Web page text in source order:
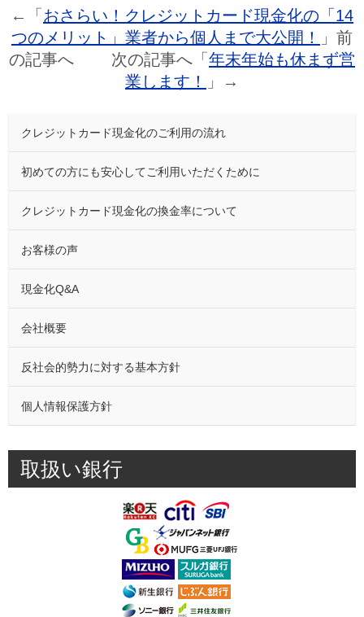
←「 おさらい！クレジットカード現金化の「14
つのメリット」業者から個人まで大公開！
」前
の記事へ 次の記事へ「 年末年始も休まず営
業します！
」→
クレジットカード現金化のご利用の流れ
初めての方にも安心してご利用いただくために
クレジットカード現金化の換金率について
お客様の声
現金化Q&A
会社概要
反社会的勢力に対する基本方針
個人情報保護方針
取扱い銀行